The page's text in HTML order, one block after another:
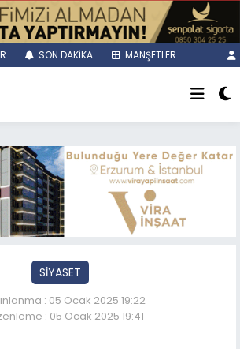
SON DAKİKA MANŞETLER
SİYASET
: 05 Ocak 2025 19:22
: 05 Ocak 2025 19:41